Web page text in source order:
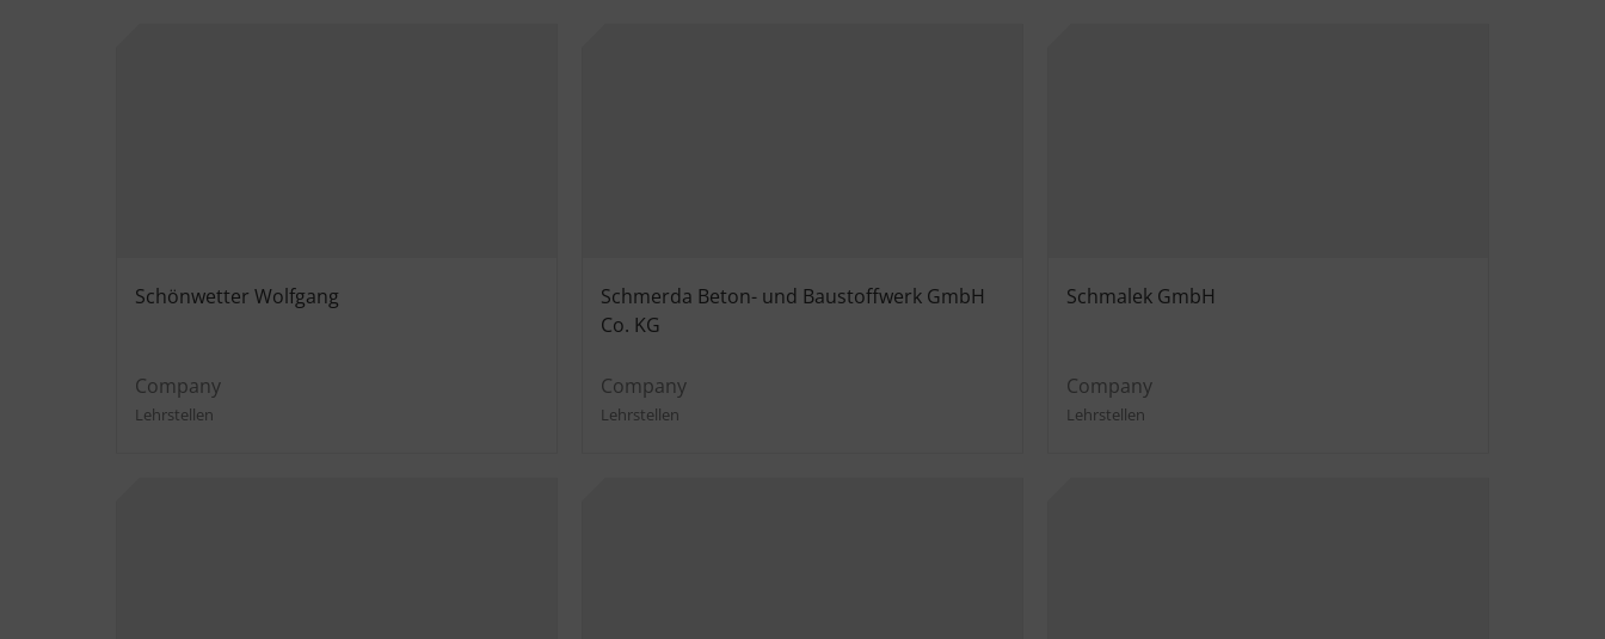
Schönwetter Wolfgang
Company
Lehrstellen
Schmerda Beton- und Baustoffwerk GmbH
Co. KG
Company
Lehrstellen
Schmalek GmbH
Company
Lehrstellen